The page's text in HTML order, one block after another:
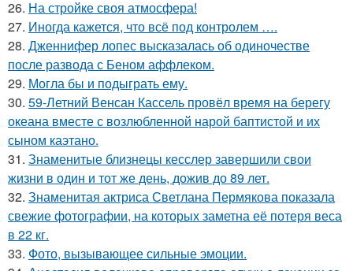
26. На стройке своя атмосфера!
27. Иногда кажется, что всё под контролем ….
28. Дженнифер лопес высказалась об одиночестве
после развода с Беном аффлеком.
29. Могла бы и подыграть ему.
30. 59-Летний Венсан Кассель провёл время на берегу
океана вместе с возлюбленной нарой баптистой и их
сыном каэтано.
31. Знаменитые близнецы кесслер завершили свои
жизни в один и тот же день, дожив до 89 лет.
32. Знаменитая актриса Светлана Пермякова показала
свежие фотографии, на которых заметна её потеря веса
в 22 кг.
33. Фото, вызывающее сильные эмоции.